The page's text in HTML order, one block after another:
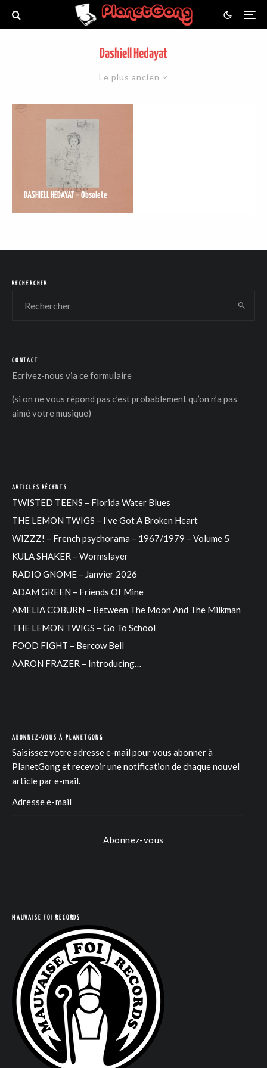
Dashiell Hedayat
Le plus ancien
DASHIELL HEDAYAT – Obsolete
RECHERCHER
CONTACT
Ecrivez-nous via ce formulaire
(si on ne vous répond pas c’est probablement qu’on n’a pas
aimé votre musique)
ARTICLES RÉCENTS
TWISTED TEENS – Florida Water Blues
THE LEMON TWIGS – I’ve Got A Broken Heart
WIZZZ! – French psychorama – 1967/1979 – Volume 5
KULA SHAKER – Wormslayer
RADIO GNOME – Janvier 2026
ADAM GREEN – Friends Of Mine
AMELIA COBURN – Between The Moon And The Milkman
THE LEMON TWIGS – Go To School
FOOD FIGHT – Bercow Bell
AARON FRAZER – Introducing…
ABONNEZ-VOUS À PLANETGONG
Saisissez votre adresse e-mail pour vous abonner à
PlanetGong et recevoir une notification de chaque nouvel
article par e-mail.
Abonnez-vous
MAUVAISE FOI RECORDS